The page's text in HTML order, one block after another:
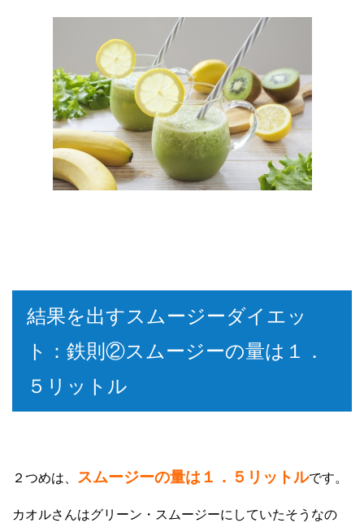
結果を出すスムージーダイエッ
ト：鉄則②スムージーの量は１．
５リットル
２つめは、 スムージーの量は１．５リットルです。
カオルさんはグリーン・スムージーにしていたそうなの